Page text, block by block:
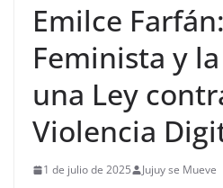
Emilce
Feminista y
una Ley
Violencia
1 de julio de 2025 Jujuy se Mueve